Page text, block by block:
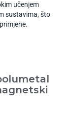
učenjem
sustavima, što